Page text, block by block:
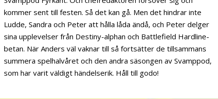
kommer sent till festen. Så det kan gå. Men det hindrar inte
Ludde, Sandra och Peter att hålla låda ändå, och Peter delger
sina upplevelser från Destiny-alphan och Battlefield Hardline-
betan. När Anders väl vaknar till så fortsätter de tillsammans
summera spelhalvåret och den andra säsongen av Svamppod,
som har varit väldigt händelserik. Håll till godo!